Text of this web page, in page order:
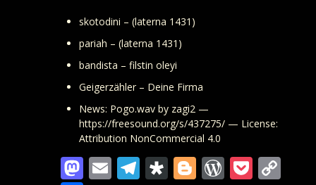
skotodini – (laterna 1431)
pariah – (laterna 1431)
bandista – filstin oleyi
Geigerzähler – Deine Firma
News: Pogo.wav by zagi2 —
https://freesound.org/s/437275/ — License:
Attribution NonCommercial 4.0
Mastodon
EmailTelegram
Diaspora
Blogger